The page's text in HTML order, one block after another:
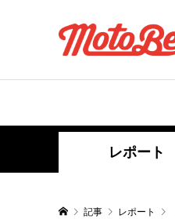
レポート
記事 レポート